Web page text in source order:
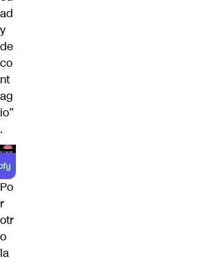
ad
y
de
co
nt
ag
io”
.
Po
r
otr
o
la